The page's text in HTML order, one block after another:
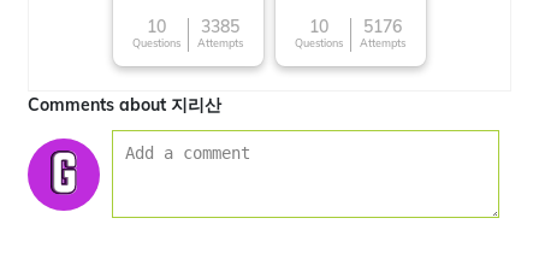
10
Questions
3385
Attempts
10
Questions
5176
Attempts
Comments about 지리산